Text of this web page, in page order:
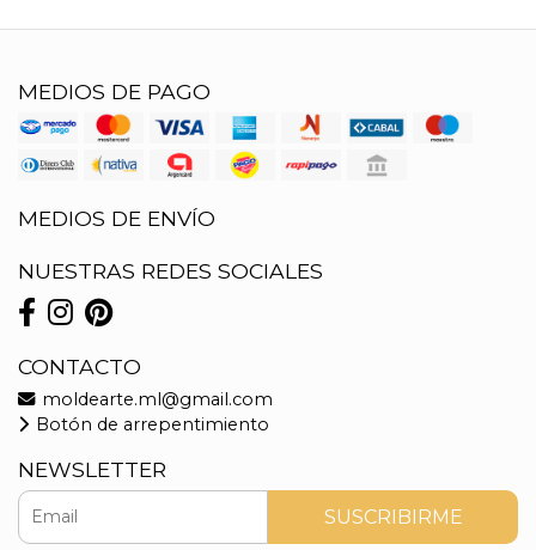
MEDIOS DE PAGO
MEDIOS DE ENVÍO
NUESTRAS REDES SOCIALES
CONTACTO
moldearte.ml@gmail.com
Botón de arrepentimiento
NEWSLETTER
SUSCRIBIRME